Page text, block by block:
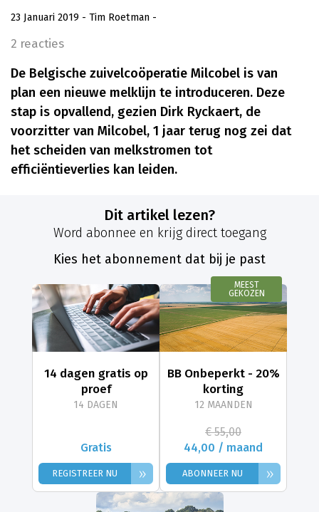
23 Januari 2019 - Tim Roetman -
2 reacties
De Belgische zuivelcoöperatie Milcobel is van
plan een nieuwe melklijn te introduceren. Deze
stap is opvallend, gezien Dirk Ryckaert, de
voorzitter van Milcobel, 1 jaar terug nog zei dat
het scheiden van melkstromen tot
efficiëntieverlies kan leiden.
Dit artikel lezen?
Word abonnee en krijg direct toegang
Kies het abonnement dat bij je past
14 dagen gratis op
proef
14 DAGEN
Gratis
REGISTREER NU »
MEEST
GEKOZEN
BB Onbeperkt - 20%
korting
12 MAANDEN
€ 55,00
44,00 / maand
ABONNEER NU »